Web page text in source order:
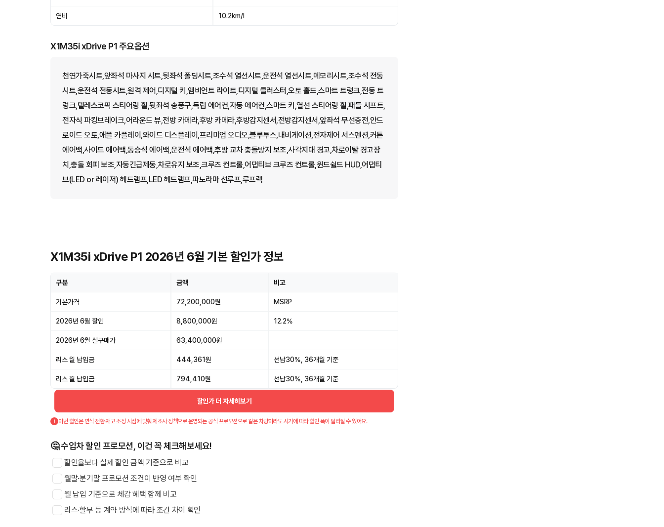
연비 10.2km/l
X1M35i xDrive P1 주요옵션
천연가죽시트,앞좌석 마사지 시트,뒷좌석 폴딩시트,조수석 열선시트,운전석 열선시트,메모리시트,조수석 전동
시트,운전석 전동시트,원격 제어,디지털 키,앰비언트 라이트,디지털 클러스터,오토 홀드,스마트 트렁크,전동 트
렁크,텔레스코픽 스티어링 휠,뒷좌석 송풍구,독립 에어컨,자동 에어컨,스마트 키,열선 스티어링 휠,패들 시프트,
전자식 파킹브레이크,어라운드 뷰,전방 카메라,후방 카메라,후방감지센서,전방감지센서,앞좌석 무선충전,안드
로이드 오토,애플 카플레이,와이드 디스플레이,프리미엄 오디오,블루투스,내비게이션,전자제어 서스펜션,커튼
에어백,사이드 에어백,동승석 에어백,운전석 에어백,후방 교차 충돌방지 보조,사각지대 경고,차로이탈 경고장
치,충돌 회피 보조,자동긴급제동,차로유지 보조,크루즈 컨트롤,어댑티브 크루즈 컨트롤,윈드쉴드 HUD,어댑티
브(LED or 레이저) 헤드램프,LED 헤드램프,파노라마 선루프,루프랙
X1M35i xDrive P1 2026년 6월 기본 할인가 정보
구분 금액 비고
기본가격 72,200,000원 MSRP
2026년 6월 할인 8,800,000원 12.2%
2026년 6월 실구매가 63,400,000원
리스 월 납입금 444,361원 선납30%, 36개월 기준
리스 월 납입금 794,410원 선납30%, 36개월 기준
할인가 더 자세히보기
이번 할인은 연식 전환·재고 조정 시점에 맞춰 제조사 정책으로 운영되는 공식 프로모션으로 같은 차량이라도 시기에 따라 할인 폭이 달라질 수 있어요.
🤔 수입차 할인 프로모션, 이건 꼭 체크해보세요!
할인율보다 실제 할인 금액 기준으로 비교
월말·분기말 프로모션 조건이 반영 여부 확인
월 납입 기준으로 체감 혜택 함께 비교
리스·할부 등 계약 방식에 따라 조건 차이 확인